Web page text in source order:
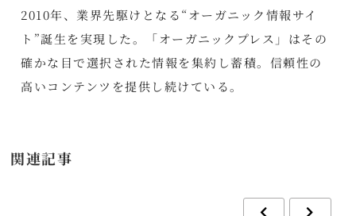
2010年、業界先駆けとなる“オーガニック情報サイ
ト”誕生を実現した。「オーガニックプレス」はその
確かな目で選択された情報を集約し蓄積。信頼性の
高いコンテンツを提供し続けている。
関連記事